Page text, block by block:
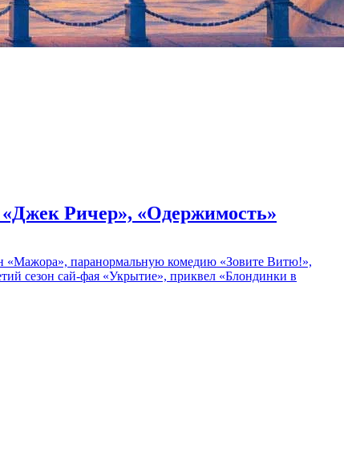
«Джек Ричер», «Одержимость»
«Мажора», паранормальную комедию «Зовите Витю!»,
сезон сай-фая «Укрытие», приквел «Блондинки в